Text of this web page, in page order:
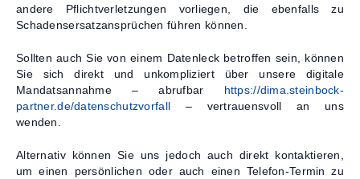
andere Pflichtverletzungen vorliegen, die ebenfalls zu
Schadensersatzansprüchen führen können.
Sollten auch Sie von einem Datenleck betroffen sein, können
Sie sich direkt und unkompliziert über unsere digitale
Mandatsannahme – abrufbar https://dima.steinbock-
partner.de/datenschutzvorfall – vertrauensvoll an uns
wenden.
Alternativ können Sie uns jedoch auch direkt kontaktieren,
um einen persönlichen oder auch einen Telefon-Termin zu